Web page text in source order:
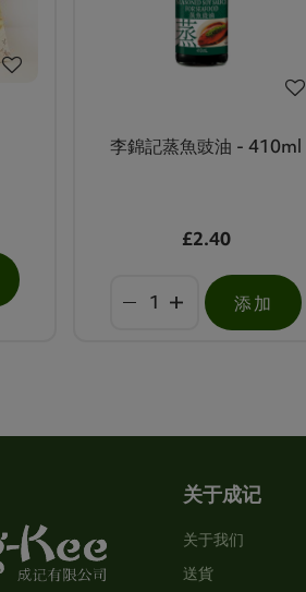
李錦記蒸魚豉油 - 410ml
£2.40
添加
关于成记
关于我们
送貨